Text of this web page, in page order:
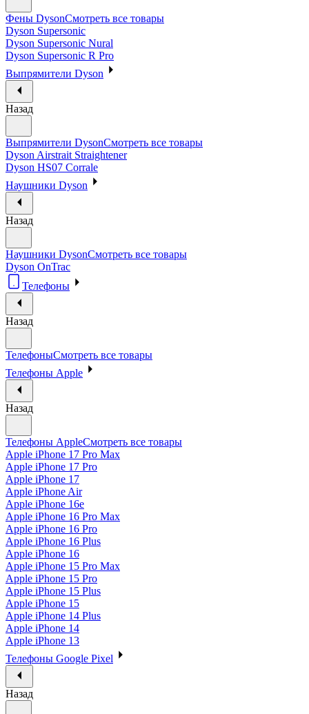
Фены DysonСмотреть все товары
Dyson Supersonic
Dyson Supersonic Nural
Dyson Supersonic R Pro
Выпрямители Dyson
Назад
Выпрямители DysonСмотреть все товары
Dyson Airstrait Straightener
Dyson HS07 Corrale
Наушники Dyson
Назад
Наушники DysonСмотреть все товары
Dyson OnTrac
Телефоны
Назад
ТелефоныСмотреть все товары
Телефоны Apple
Назад
Телефоны AppleСмотреть все товары
Apple iPhone 17 Pro Max
Apple iPhone 17 Pro
Apple iPhone 17
Apple iPhone Air
Apple iPhone 16e
Apple iPhone 16 Pro Max
Apple iPhone 16 Pro
Apple iPhone 16 Plus
Apple iPhone 16
Apple iPhone 15 Pro Max
Apple iPhone 15 Pro
Apple iPhone 15 Plus
Apple iPhone 15
Apple iPhone 14 Plus
Apple iPhone 14
Apple iPhone 13
Телефоны Google Pixel
Назад